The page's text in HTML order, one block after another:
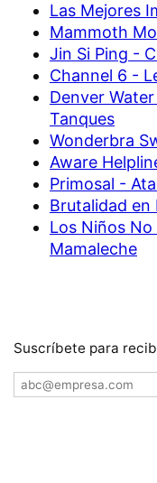
Las Mejores
Mammoth
Jin Si Ping -
Channel 6 -
Denver
Tanques
Wonderbra
Aware
Primosal -
Brutalidad en
Los Niños
Mamaleche
Suscríbete para